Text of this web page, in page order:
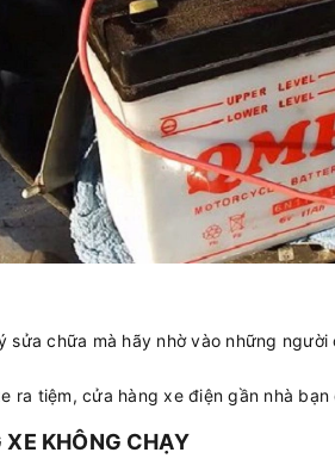
sửa chữa mà hãy nhờ vào những
ra tiệm, cửa hàng xe điện gần nhà
KHÔNG CHẠY